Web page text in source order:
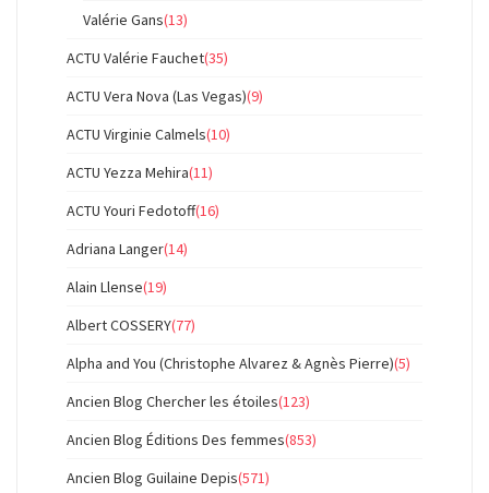
Valérie Gans(13)
ACTU Valérie Fauchet(35)
ACTU Vera Nova (Las Vegas)(9)
ACTU Virginie Calmels(10)
ACTU Yezza Mehira(11)
ACTU Youri Fedotoff(16)
Adriana Langer(14)
Alain Llense(19)
Albert COSSERY(77)
Alpha and You (Christophe Alvarez & Agnès Pierre)(5)
Ancien Blog Chercher les étoiles(123)
Ancien Blog Éditions Des femmes(853)
Ancien Blog Guilaine Depis(571)